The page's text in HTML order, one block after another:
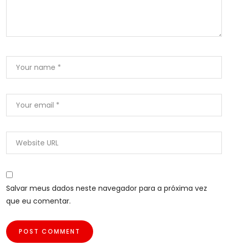
Salvar meus dados neste navegador para a próxima vez
que eu comentar.